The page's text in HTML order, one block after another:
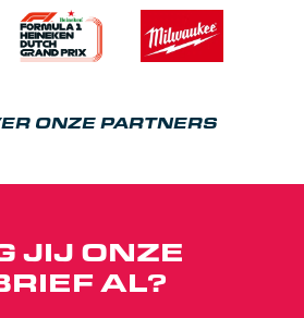
ONZE PARTNERS
JIJ ONZE
AL?